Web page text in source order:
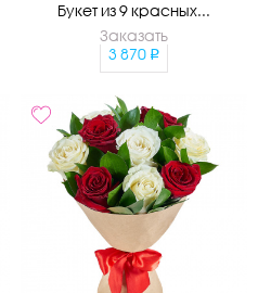
Букет из 9 красных...
Заказать
3 870